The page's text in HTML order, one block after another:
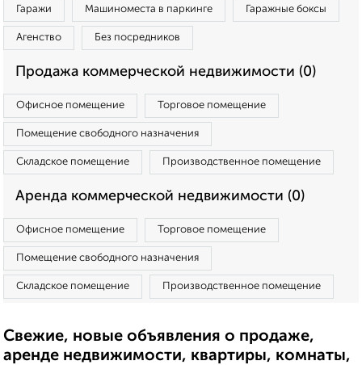
Гаражи Машиноместа в паркинге Гаражные боксы
Агенство Без посредников
Продажа коммерческой недвижимости (0)
Офисное помещение Торговое помещение
Помещение свободного назначения
Складское помещение Производственное помещение
Аренда коммерческой недвижимости (0)
Офисное помещение Торговое помещение
Помещение свободного назначения
Складское помещение Производственное помещение
Свежие, новые объявления о продаже,
аренде недвижимости, квартиры, комнаты,